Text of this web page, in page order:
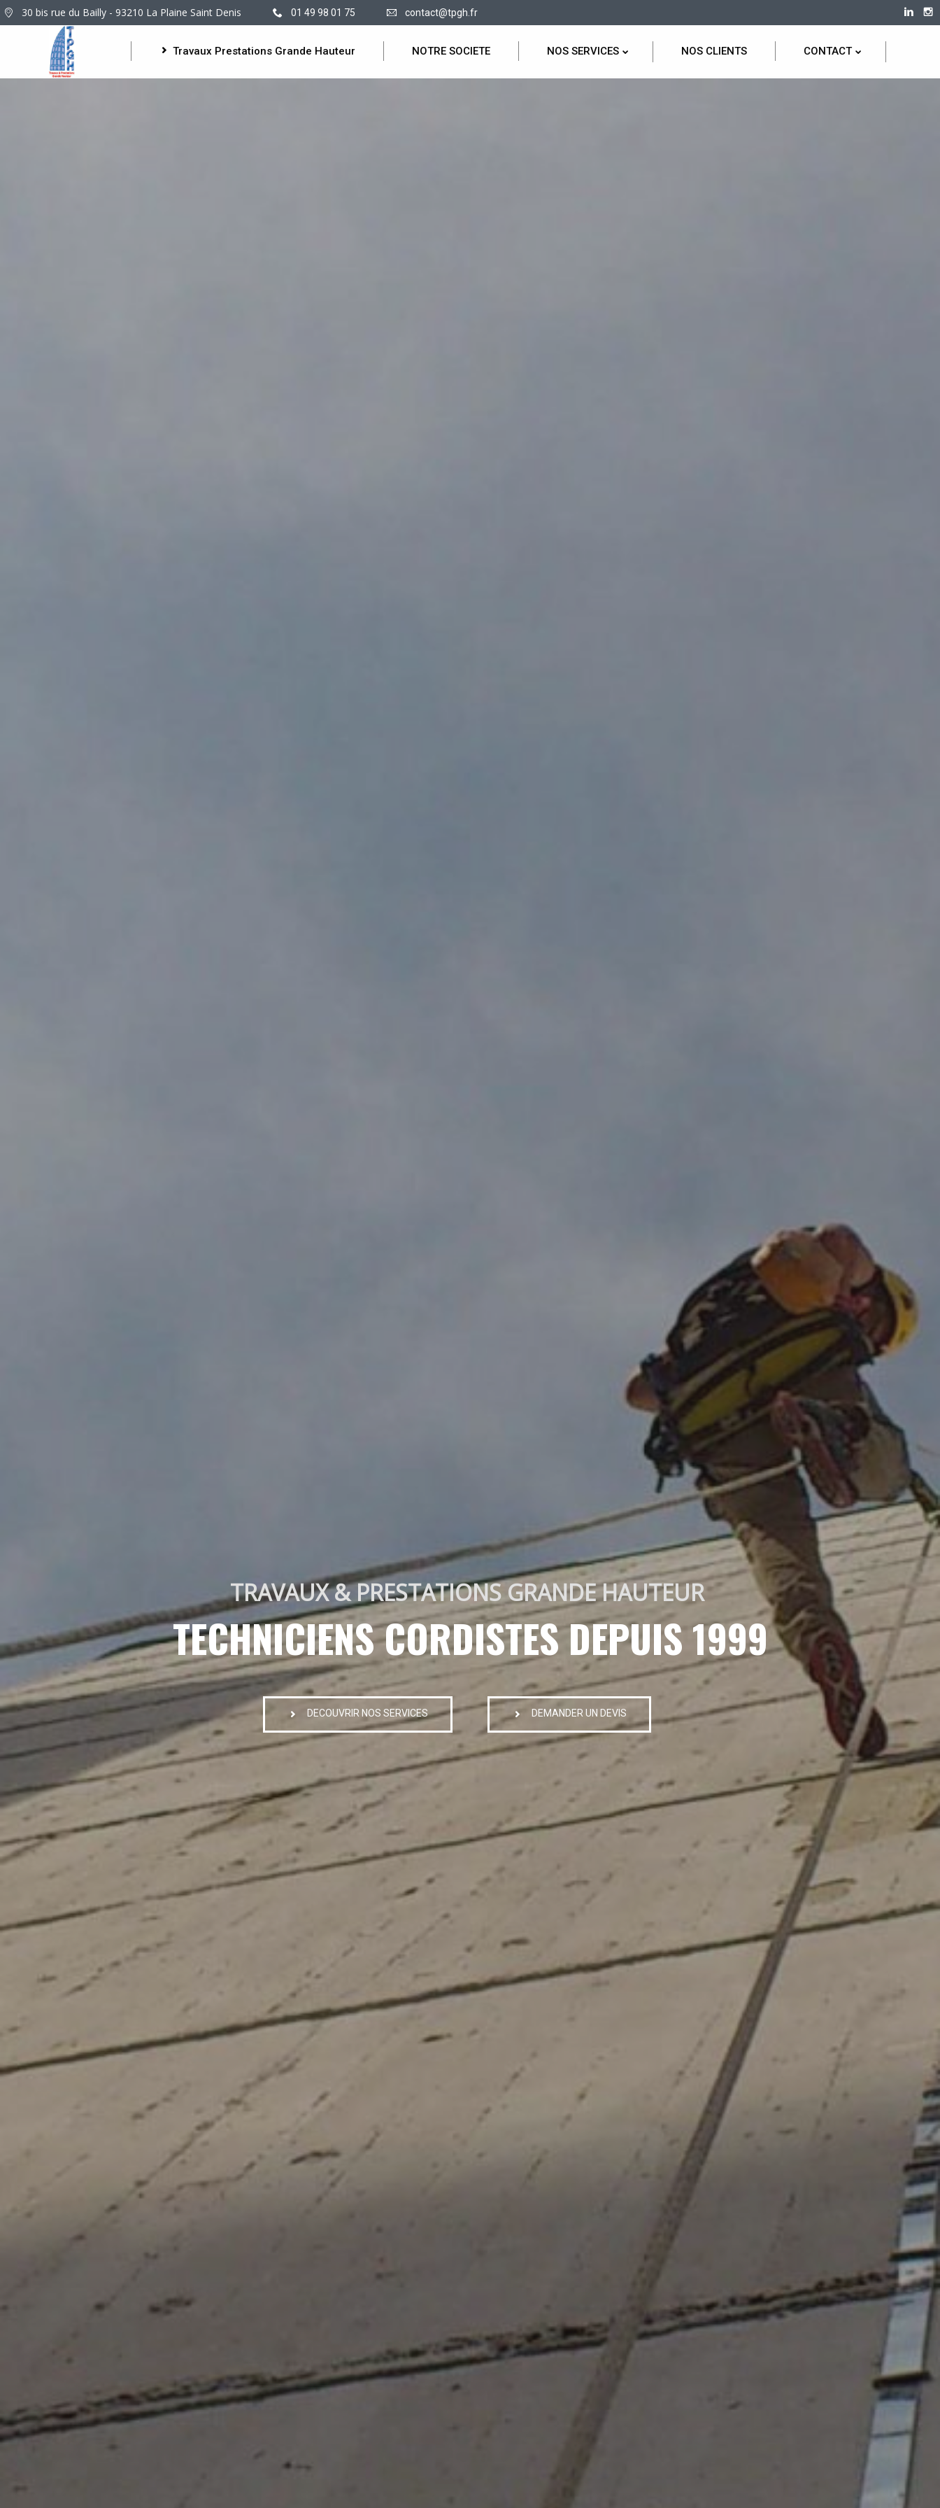
30 bis rue du Bailly - 93210 La Plaine Saint Denis 01 49 98 01 75 contact@tpgh.fr
Travaux Prestations Grande Hauteur NOTRE SOCIETE NOS SERVICES NOS CLIENTS CONTACT
TRAVAUX & PRESTATIONS GRANDE HAUTEUR
TECHNICIENS CORDISTES DEPUIS 1999
DECOUVRIR NOS SERVICES DEMANDER UN DEVIS